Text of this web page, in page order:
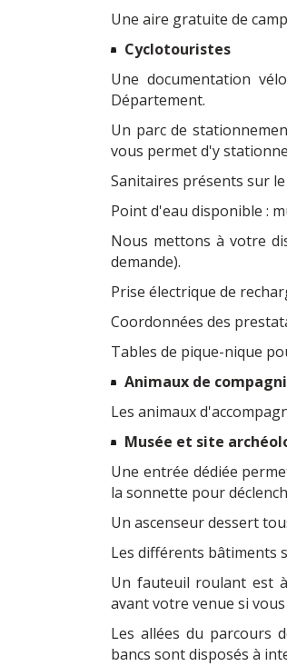
Une aire gratuite de
Cyclotouristes
Une documentation
Département.
Un parc de
vous permet d'y
Sanitaires présents sur
Point d'eau disponible :
Nous mettons à votre
demande).
Prise électrique de
Coordonnées des
Tables de pique-nique
Animaux de
Les animaux
Musée et site
Une entrée dédiée
la sonnette pour
Un ascenseur dessert
Les différents bâtiments
Un fauteuil roulant est
avant votre venue si
Les allées du parcours
bancs sont disposés à